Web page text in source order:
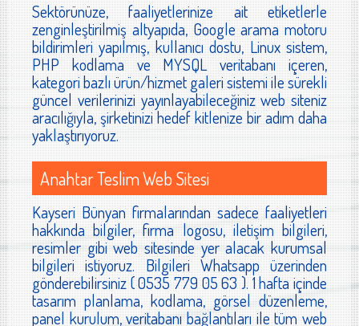
Sektörünüze, faaliyetlerinize ait etiketlerle
zenginleştirilmiş altyapıda, Google arama motoru
bildirimleri yapılmış, kullanıcı dostu, Linux sistem,
PHP kodlama ve MYSQL veritabanı içeren,
kategori bazlı ürün/hizmet galeri sistemi ile sürekli
güncel verilerinizi yayınlayabileceğiniz web siteniz
aracılığıyla, şirketinizi hedef kitlenize bir adım daha
yaklaştırıyoruz.
Anahtar Teslim Web Sitesi
Kayseri Bünyan firmalarından sadece faaliyetleri
hakkında bilgiler, firma logosu, iletişim bilgileri,
resimler gibi web sitesinde yer alacak kurumsal
bilgileri istiyoruz. Bilgileri Whatsapp üzerinden
gönderebilirsiniz ( 0535 779 05 63 ). 1 hafta içinde
tasarım planlama, kodlama, görsel düzenleme,
panel kurulum, veritabanı bağlantıları ile tüm web